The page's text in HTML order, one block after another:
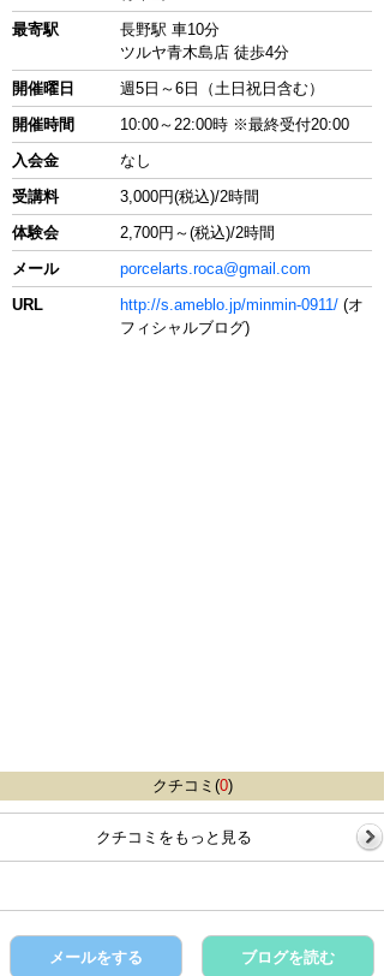
最寄駅
長野駅 車10分
ツルヤ青木島店 徒歩4分
開催曜日
週5日～6日（土日祝日含む）
開催時間
10:00～22:00時 ※最終受付20:00
入会金
なし
受講料
3,000円(税込)/2時間
体験会
2,700円～(税込)/2時間
メール
porcelarts.roca@gmail.com
URL
http://s.ameblo.jp/minmin-0911/ (オ
フィシャルブログ)
クチコミ(0)
クチコミをもっと見る
メールをする ブログを読む